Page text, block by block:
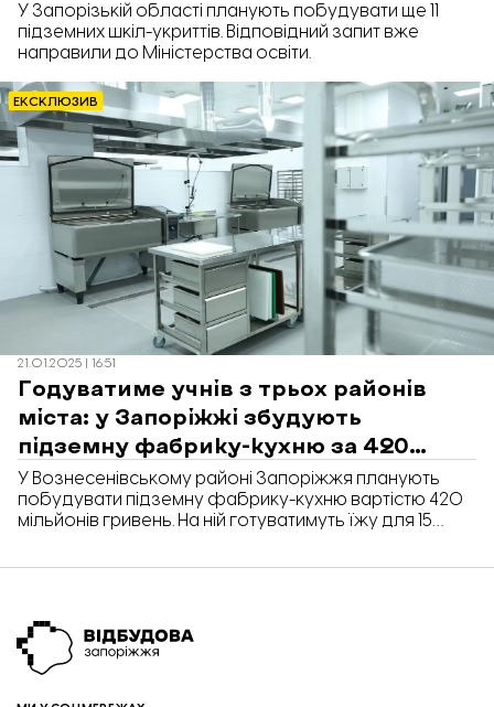
У Запорізькій області планують побудувати ще 11
підземних шкіл-укриттів. Відповідний запит вже
направили до Міністерства освіти.
ЕКСКЛЮЗИВ
21.01.2025 | 16:51
Годуватиме учнів з трьох районів
міста: у Запоріжжі збудують
підземну фабрику-кухню за 420
мільйонів
У Вознесенівському районі Запоріжжя планують
побудувати підземну фабрику-кухню вартістю 420
мільйонів гривень. На ній готуватимуть їжу для 15
відповіді Запорізької обласної військової